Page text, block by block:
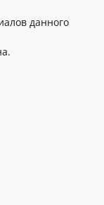
данного